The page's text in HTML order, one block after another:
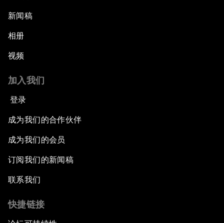
新闻稿
相册
视频
加入我们
登录
成为我们的合作伙伴
成为我们的会员
订阅我们的新闻稿
联系我们
快捷链接